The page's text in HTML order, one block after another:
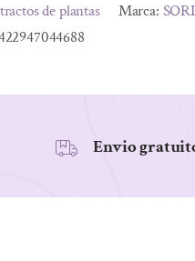
de plantas Marca:
Envio